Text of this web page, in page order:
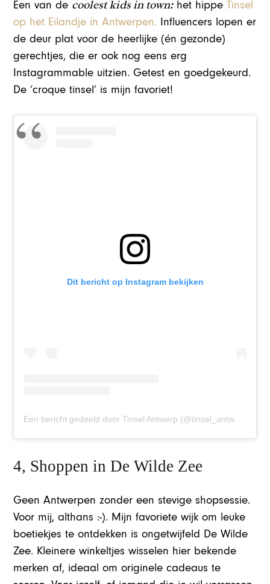
Een van de coolest kids in town: het hippeTinsel
op het Eilandje in Antwerpen. Influencers lopen er
de deur plat voor de heerlijke (én gezonde)
gerechtjes, die er ook nog eens erg
Instagrammable uitzien. Getest en goedgekeurd.
De ‘croque tinsel’ is mijn favoriet!
Dit bericht op Instagram bekijken
Een bericht gedeeld door Tinsel Antwerp (@tinsel_antwerp)
4, Shoppen in De Wilde Zee
Geen Antwerpen zonder een stevige shopsessie.
Voor mij, althans :-). Mijn favoriete wijk om leuke
boetiekjes te ontdekken is ongetwijfeld De Wilde
Zee. Kleinere winkeltjes wisselen hier bekende
merken af, ideaal om originele cadeaus te